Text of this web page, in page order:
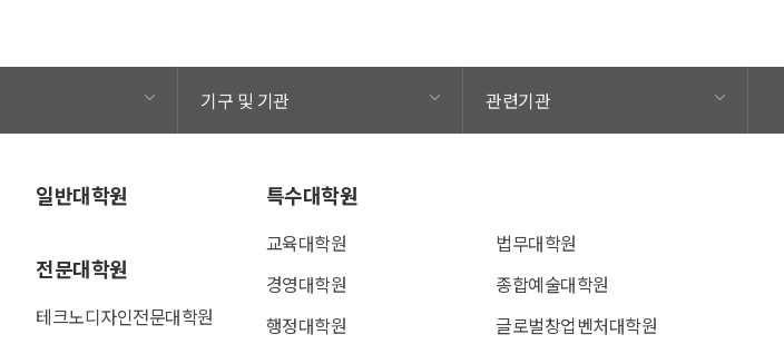
기구 및 기관 관련기관
일반대학원
전문대학원
테크노디자인전문대학원
특수대학원
교육대학원
경영대학원
행정대학원
법무대학원
종합예술대학원
글로벌창업벤처대학원